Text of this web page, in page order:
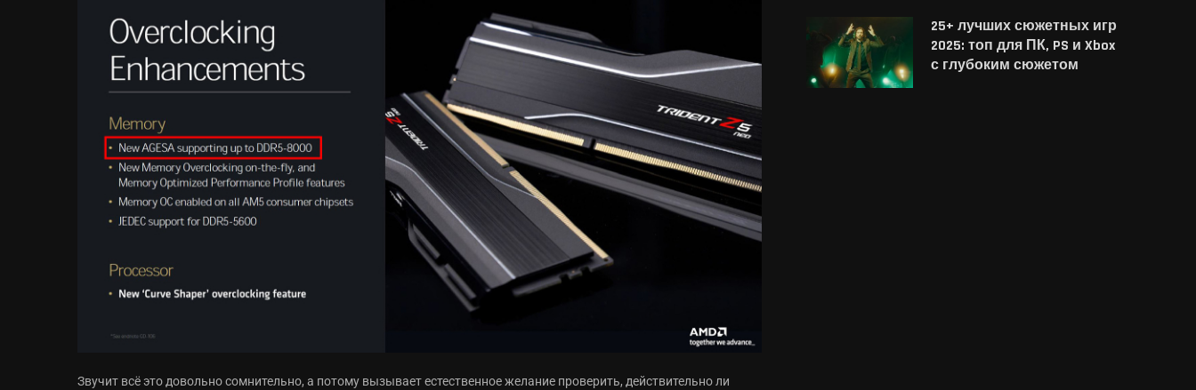
Звучит всё это довольно сомнительно, а потому вызывает естественное желание проверить, действительно ли
25+ лучших сюжетных игр
2025: топ для ПК, PS и Xbox
с глубоким сюжетом